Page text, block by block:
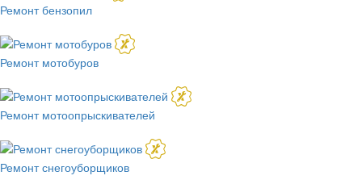
Ремонт бензопил
Ремонт мотобуров
Ремонт мотоопрыскивателей
Ремонт снегоуборщиков